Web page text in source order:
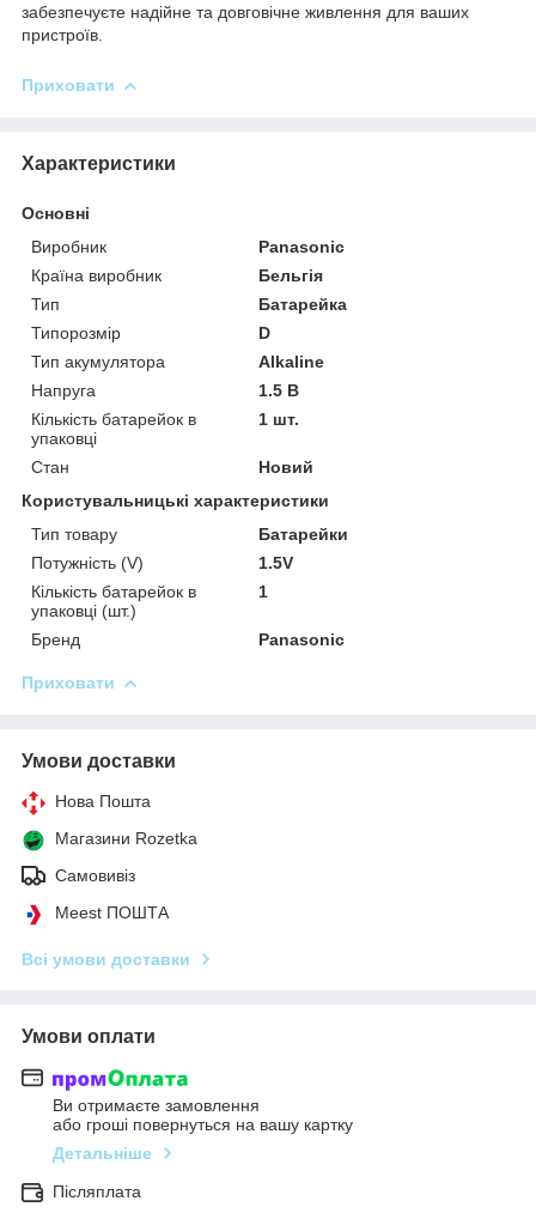
забезпечуєте надійне та довговічне живлення для ваших
пристроїв.
Приховати
Характеристики
Основні
Виробник
Panasonic
Країна виробник
Бельгія
Тип
Батарейка
Типорозмір
D
Тип акумулятора
Alkaline
Напруга
1.5 В
Кількість батарейок в
упаковці
1 шт.
Стан
Новий
Користувальницькі характеристики
Тип товару
Батарейки
Потужність (V)
1.5V
Кількість батарейок в
упаковці (шт.)
1
Бренд Panasonic
Приховати
Умови доставки
Нова Пошта
Магазини Rozetka
Самовивіз
Meest ПОШТА
Всі умови доставки
Умови оплати
Ви отримаєте замовлення
або гроші повернуться на вашу картку
Детальніше
Післяплата